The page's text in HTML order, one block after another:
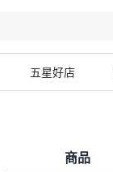
五星好店
商品